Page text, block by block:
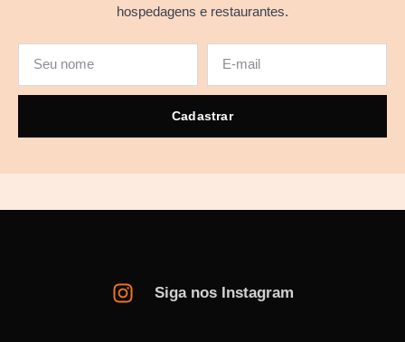
hospedagens e restaurantes.
Cadastrar
Siga nos Instagram